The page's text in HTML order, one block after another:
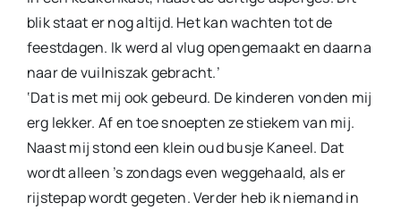
blik staat er nog altijd. Het kan wachten tot de
feestdagen. Ik werd al vlug opengemaakt en daarna
naar de vuilniszak gebracht.’
‘Dat is met mij ook gebeurd. De kinderen vonden mij
erg lekker. Af en toe snoepten ze stiekem van mij.
Naast mij stond een klein oud busje Kaneel. Dat
wordt alleen ’s zondags even weggehaald, als er
rijstepap wordt gegeten. Verder heb ik niemand in